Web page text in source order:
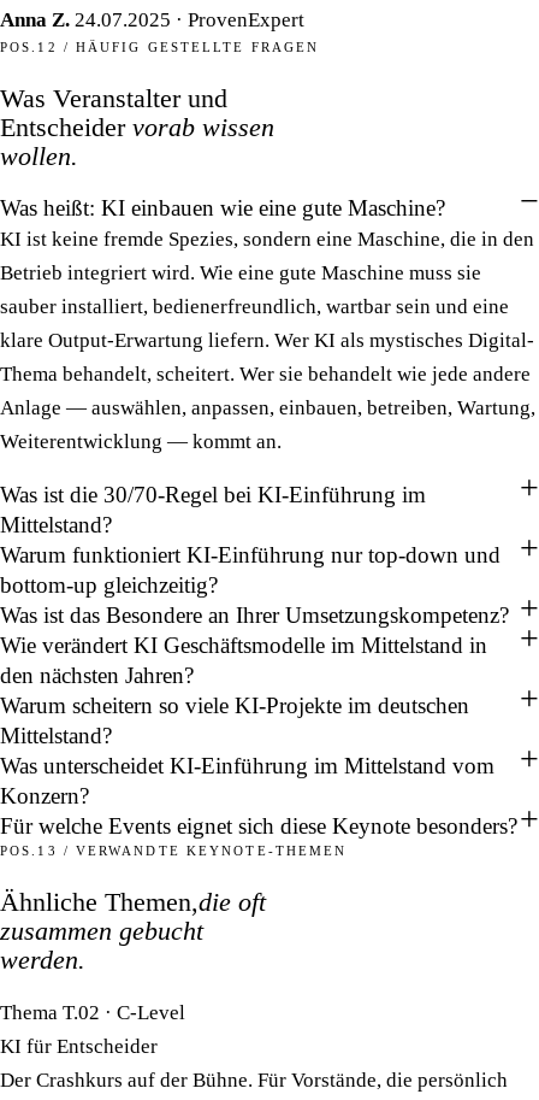
Anna Z. 24.07.2025 · ProvenExpert
POS.12 / HÄUFIG GESTELLTE FRAGEN
Was Veranstalter und
Entscheider vorab wissen
wollen.
Was heißt: KI einbauen wie eine gute Maschine?
KI ist keine fremde Spezies, sondern eine Maschine, die in den
Betrieb integriert wird. Wie eine gute Maschine muss sie
sauber installiert, bedienerfreundlich, wartbar sein und eine
klare Output-Erwartung liefern. Wer KI als mystisches Digital-
Thema behandelt, scheitert. Wer sie behandelt wie jede andere
Anlage — auswählen, anpassen, einbauen, betreiben, Wartung,
Weiterentwicklung — kommt an.
Was ist die 30/70-Regel bei KI-Einführung im
Mittelstand?
Warum funktioniert KI-Einführung nur top-down und
bottom-up gleichzeitig?
Was ist das Besondere an Ihrer Umsetzungskompetenz?
Wie verändert KI Geschäftsmodelle im Mittelstand in
den nächsten Jahren?
Warum scheitern so viele KI-Projekte im deutschen
Mittelstand?
Was unterscheidet KI-Einführung im Mittelstand vom
Konzern?
Für welche Events eignet sich diese Keynote besonders?
POS.13 / VERWANDTE KEYNOTE-THEMEN
Ähnliche Themen,die oft
zusammen gebucht
werden.
Thema T.02 · C-Level
KI für Entscheider
Der Crashkurs auf der Bühne. Für Vorstände, die persönlich